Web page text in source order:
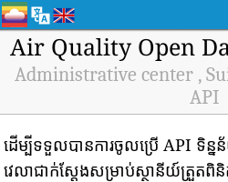
Air Quality Open
Administrative center ,
API
ដើម្បីទទួលបានការចូលប្រើ API ទិន្
វេលាជាក់ស្តែងសម្រាប់ស្ថានីយ៍ត្រួត